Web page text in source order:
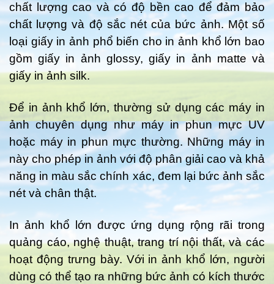
chất lượng cao và có độ bền cao để đảm bảo
chất lượng và độ sắc nét của bức ảnh. Một số
loại giấy in ảnh phổ biến cho in ảnh khổ lớn bao
gồm giấy in ảnh glossy, giấy in ảnh matte và
giấy in ảnh silk.
Để in ảnh khổ lớn, thường sử dụng các máy in
ảnh chuyên dụng như máy in phun mực UV
hoặc máy in phun mực thường. Những máy in
này cho phép in ảnh với độ phân giải cao và khả
năng in màu sắc chính xác, đem lại bức ảnh sắc
nét và chân thật.
In ảnh khổ lớn được ứng dụng rộng rãi trong
quảng cáo, nghệ thuật, trang trí nội thất, và các
hoạt động trưng bày. Với in ảnh khổ lớn, người
dùng có thể tạo ra những bức ảnh có kích thước